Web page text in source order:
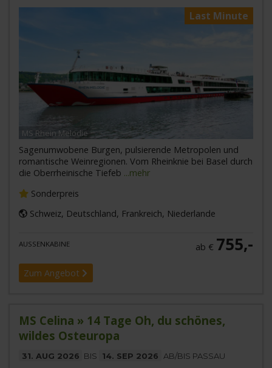
Last Minute
MS Rhein Melodie
Sagenumwobene Burgen, pulsierende Metropolen und
romantische Weinregionen. Vom Rheinknie bei Basel durch
die Oberrheinische Tiefeb ...mehr
Sonderpreis
Schweiz, Deutschland, Frankreich, Niederlande
AUSSENKABINE ab € 755,-
Zum Angebot
MS Celina » 14 Tage Oh, du schönes,
wildes Osteuropa
31. AUG 2026 BIS 14. SEP 2026 AB/BIS PASSAU